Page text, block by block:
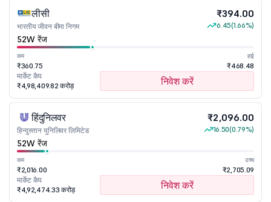
लीसी
भारतीय जीवन बीमा निगम
₹394.00
6.45(1.66%)
52W रेंज
कम
₹360.75
हाई
₹468.48
मार्केट कैप
₹4,98,409.82 करोड़
निवेश करें
हिंदुनिलवर
हिन्दुस्तान युनिलिवर लिमिटेड
₹2,096.00
16.50(0.79%)
52W रेंज
कम
₹2,016.00
उच्च
₹2,705.09
मार्केट कैप
₹4,92,474.33 करोड़
निवेश करें